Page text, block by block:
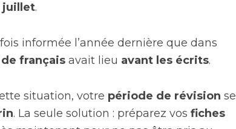
juillet.
informée l’année dernière que dans
français avait lieu avant les écrits.
situation, votre période de révision se
. La seule solution : préparez vos fiches